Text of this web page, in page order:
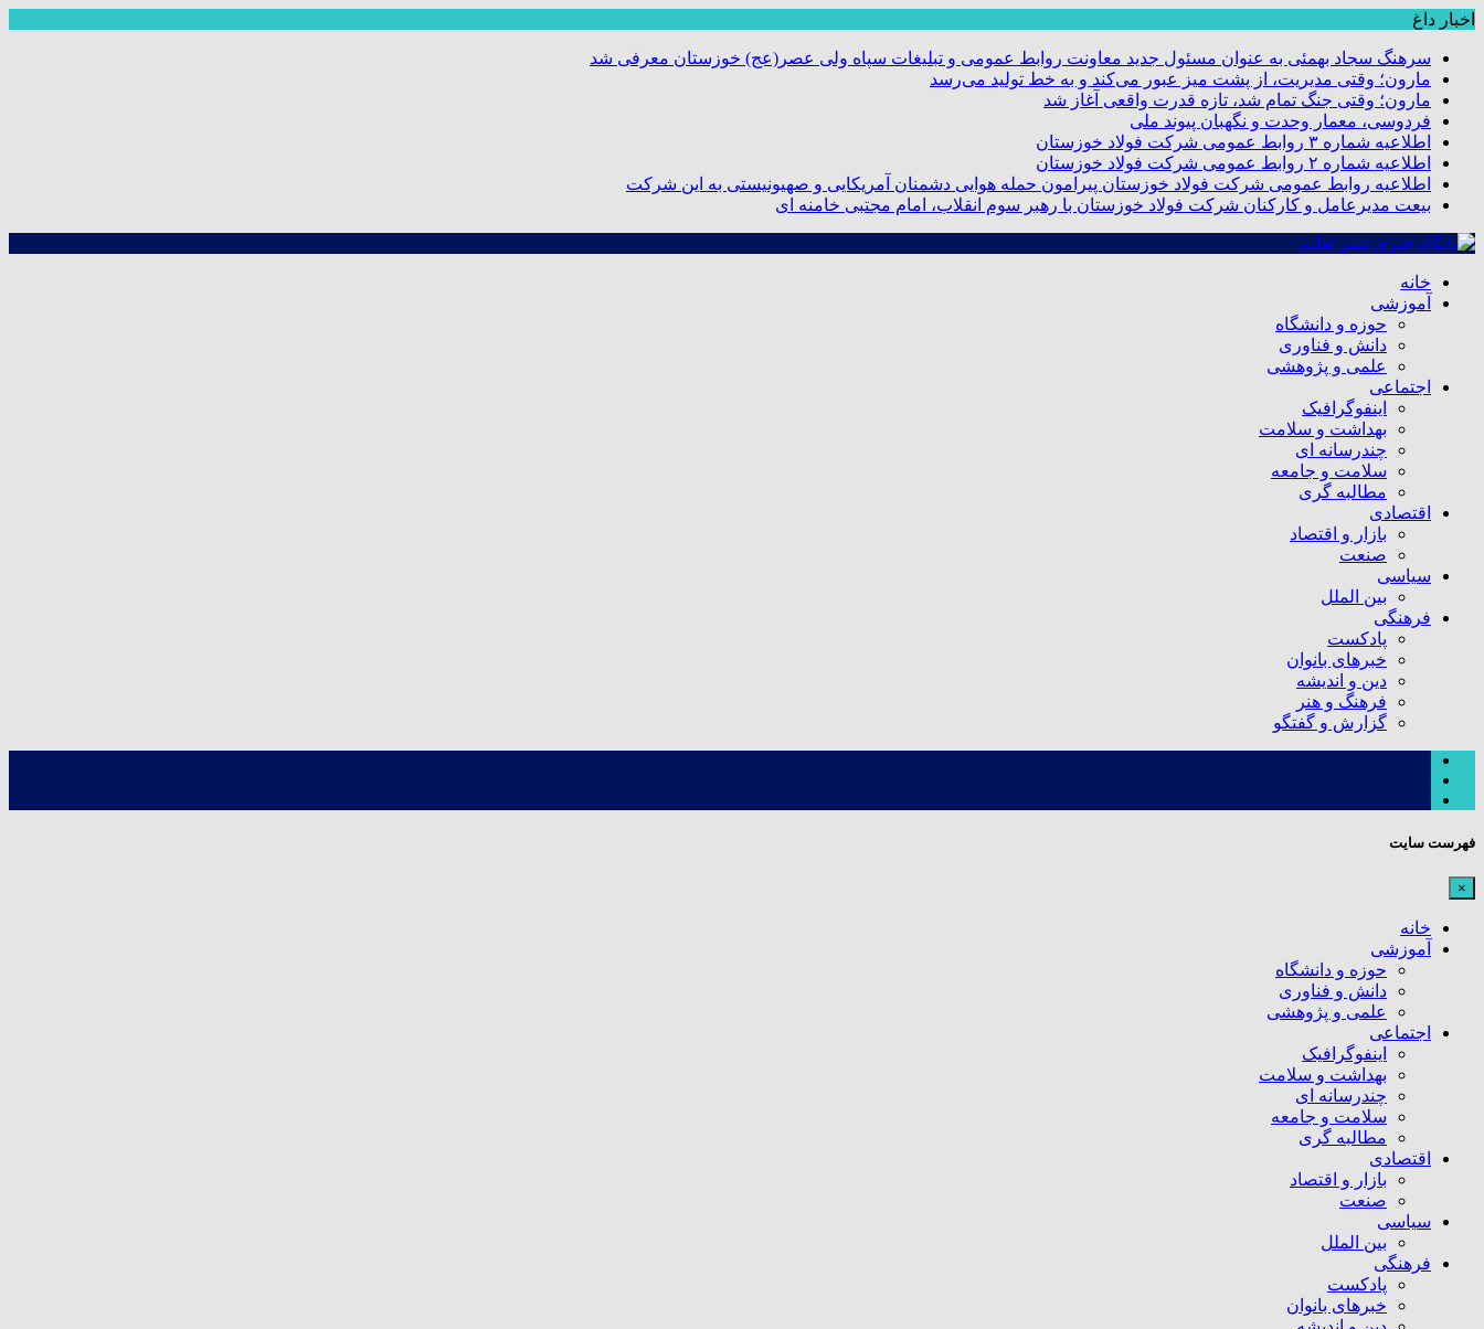
اخبار داغ
سرهنگ سجاد بهمئی به عنوان مسئول جدید معاونت روابط عمومی و تبلیغات سپاه ولی عصر(عج) خوزستان معرفی شد
مارون؛ وقتی مدیریت، از پشت میز عبور می‌کند و به خط تولید می‌رسد
مارون؛ وقتی جنگ تمام شد، تازه قدرت واقعی آغاز شد
فردوسی، معمار وحدت و نگهبان پیوند ملی
اطلاعیه شماره ۳ روابط عمومی شرکت فولاد خوزستان
اطلاعیه شماره ۲ روابط عمومی شرکت فولاد خوزستان
اطلاعیه روابط عمومی شرکت فولاد خوزستان پیرامون حمله هوایی دشمنان آمریکایی و صهیونیستی به این شرکت
بیعت مدیرعامل و کارکنان شرکت فولاد خوزستان با رهبر سوم انقلاب، امام مجتبی خامنه ای
خانه
آموزشی
حوزه و دانشگاه
دانش و فناوری
علمی و پژوهشی
اجتماعی
اینفوگرافیک
بهداشت و سلامت
چندرسانه ای
سلامت و جامعه
مطالبه گری
اقتصادی
بازار و اقتصاد
صنعت
سیاسی
بین الملل
فرهنگی
پادکست
خبرهای بانوان
دین و اندیشه
فرهنگ و هنر
گزارش و گفتگو
فهرست سایت
×
خانه
آموزشی
حوزه و دانشگاه
دانش و فناوری
علمی و پژوهشی
اجتماعی
اینفوگرافیک
بهداشت و سلامت
چندرسانه ای
سلامت و جامعه
مطالبه گری
اقتصادی
بازار و اقتصاد
صنعت
سیاسی
بین الملل
فرهنگی
پادکست
خبرهای بانوان